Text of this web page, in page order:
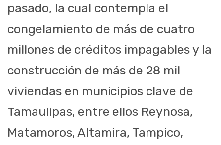
pasado, la cual contempla el
congelamiento de más de cuatro
millones de créditos impagables y la
construcción de más de 28 mil
viviendas en municipios clave de
Tamaulipas, entre ellos Reynosa,
Matamoros, Altamira, Tampico,